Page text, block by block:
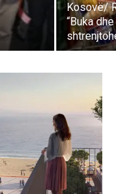
Kosovë/
“Buka